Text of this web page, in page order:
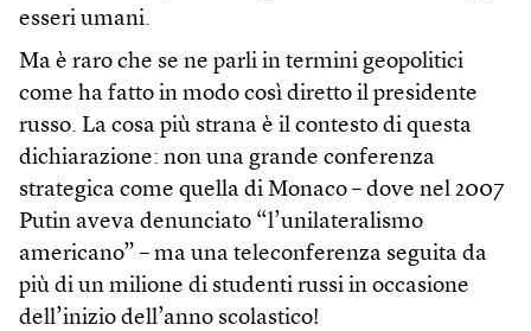
esseri umani.
Ma è raro che se ne parli in termini geopolitici
come ha fatto in modo così diretto il presidente
russo. La cosa più strana è il contesto di questa
dichiarazione: non una grande conferenza
strategica come quella di Monaco – dove nel 2007
Putin aveva denunciato “l’unilateralismo
americano” – ma una teleconferenza seguita da
più di un milione di studenti russi in occasione
dell’inizio dell’anno scolastico!